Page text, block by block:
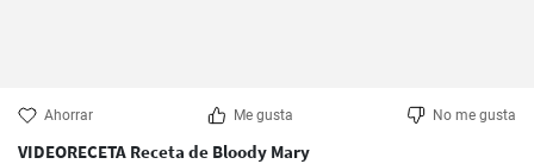
Ahorrar Me gusta No me gusta
VIDEORECETA Receta de Bloody Mary